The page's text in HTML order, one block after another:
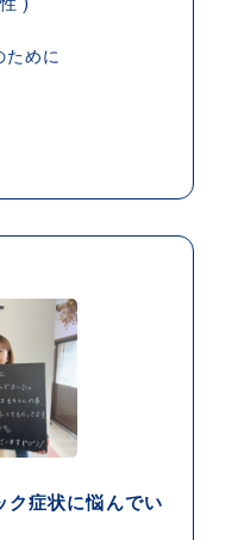
ために
ク症状に悩んでい